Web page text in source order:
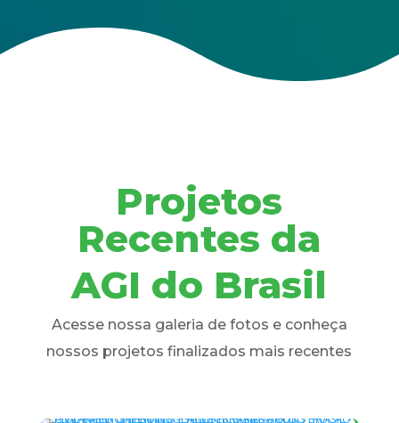
Projetos
Recentes da
AGI do Brasil
Acesse nossa galeria de fotos e conheça
nossos projetos finalizados mais recentes